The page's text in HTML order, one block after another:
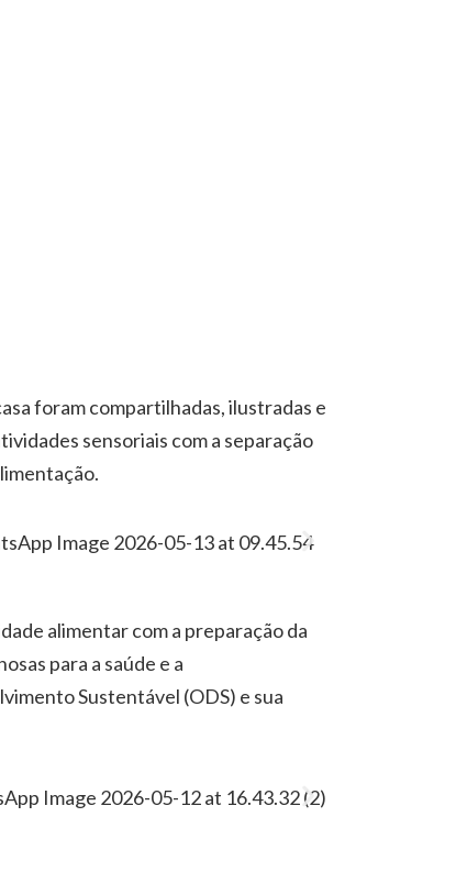
foram compartilhadas, ilustradas e
sensoriais com a separação
alimentar com a preparação da
para a saúde e a
Sustentável (ODS) e sua